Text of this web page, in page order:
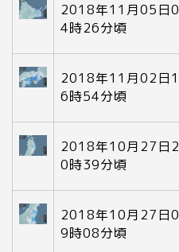
2018年11月05日0
4時26分頃
2018年11月02日1
6時54分頃
2018年10月27日2
0時39分頃
2018年10月27日0
9時08分頃